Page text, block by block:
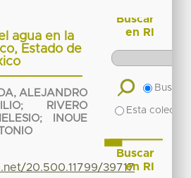
agua en la
Estado de
ALEJANDRO
;
RIVERO
;
INOUE
20.500.11799/39717
Buscar
en RI
Buscar
Esta
Buscar
en RI